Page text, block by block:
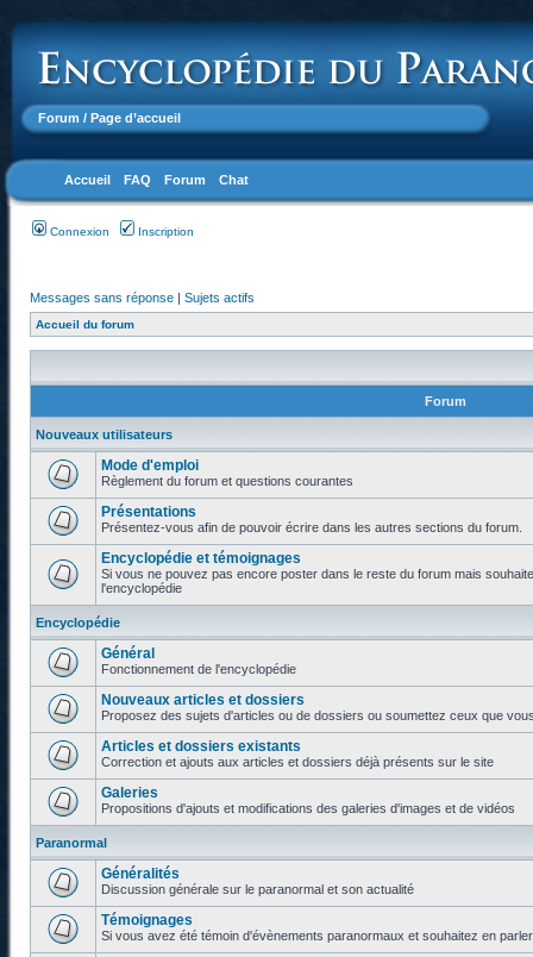
Forum / Page d’accueil
Accueil FAQ Forum Chat
Connexion Inscription
Messages sans réponse | Sujets actifs
Accueil du forum
Forum
Nouveaux utilisateurs
Mode d'emploi
Règlement du forum et questions courantes
Présentations
Présentez-vous afin de pouvoir écrire dans les autres sections du forum.
Encyclopédie et témoignages
Si vous ne pouvez pas encore poster dans le reste du forum mais
l'encyclopédie
Encyclopédie
Général
Fonctionnement de l'encyclopédie
Nouveaux articles et dossiers
Proposez des sujets d'articles ou de dossiers ou soumettez ceux que
Articles et dossiers existants
Correction et ajouts aux articles et dossiers déjà présents sur le site
Galeries
Propositions d'ajouts et modifications des galeries d'images et de vidéos
Paranormal
Généralités
Discussion générale sur le paranormal et son actualité
Témoignages
Si vous avez été témoin d'évènements paranormaux et souhaitez en